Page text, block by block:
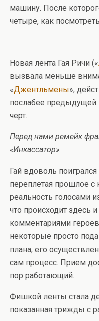
машину. После
четыре, как
Новая лента Гая Ричи («
вызвала меньше
«Джентльмены»,
послабее
черт.
Перед нами ремейк
«Инкассатор».
Гай вдоволь
переплетая прошлое с
реальность голосами
что происходит здесь
комментариями
некоторые просто
плана, его
сам процесс. Прием
пор работающий.
Фишкой ленты стала
показанная трижды с